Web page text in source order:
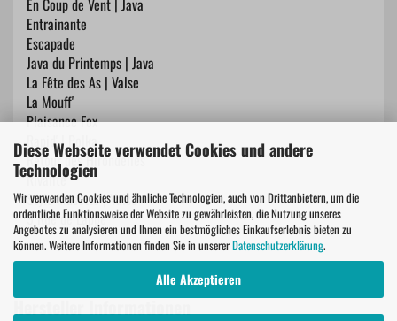
Diese Webseite verwendet Cookies und andere
Technologien
Wir verwenden Cookies und ähnliche Technologien, auch von Drittanbietern, um die
ordentliche Funktionsweise der Website zu gewährleisten, die Nutzung unseres
Angebotes zu analysieren und Ihnen ein bestmögliches Einkaufserlebnis bieten zu
können. Weitere Informationen finden Sie in unsererDatenschutzerklärung.
Alle Akzeptieren
En Coup de Vent | Java
Entrainante
Escapade
Java du Printemps | Java
La Fête des As | Valse
La Mouff'
Plaisance Fox
Rapid' | Polka
Retour des Hirondelles
Rivalité
Style Musette | Valse
9 Rue de Lappe
Hersteller Informationen